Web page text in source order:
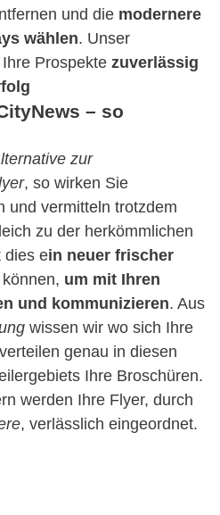
und die modernere
wählen. Unser
Prospekte zuverlässig
– so
zur
, so wirken Sie
und vermitteln trotzdem
zu der herkömmlichen
dies ein neuer frischer
um mit Ihren
und kommunizieren. Aus
wissen wir wo sich Ihre
genau in diesen
Ihre Broschüren.
werden Ihre Flyer, durch
, verlässlich eingeordnet.